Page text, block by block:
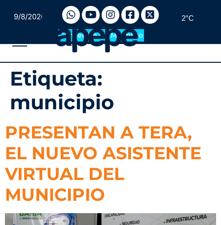
9/8/2026 2°C
Convertite en Miembro
Etiqueta:
municipio
PRESENTAN A TERA,
EL NUEVO ASISTENTE
VIRTUAL DEL
MUNICIPIO